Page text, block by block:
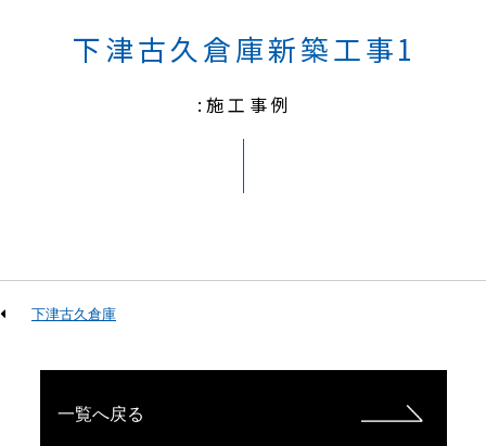
下津古久倉庫新築工事1
:施工事例
下津古久倉庫
一覧へ戻る